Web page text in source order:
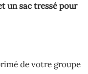
un sac tressé pour
de votre groupe